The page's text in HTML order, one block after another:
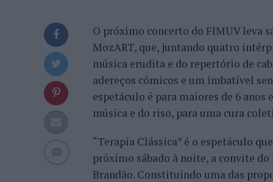
O próximo concerto do FIMUV leva
MozART, que, juntando quatro
música erudita e do repertório de
adereços cómicos e um imbatível
espetáculo é para maiores de 6
música e do riso, para uma cura
“Terapia Clássica” é o espetáculo
próximo sábado à noite, a convite
Brandão. Constituindo uma das